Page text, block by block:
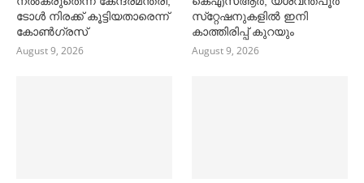
ടോള്‍ നിരക്ക് കൂട്ടിയതാരെന്ന്
കോണ്‍ഗ്രസ്
August 9, 2026
സ്‌റ്റേഷനുകളില്‍ ഇനി
കാത്തിരിപ്പ് കുറയും
August 9, 2026